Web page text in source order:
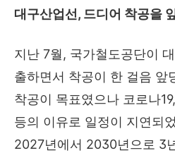
대구산업선, 드디어 착공을
지난 7월, 국가철도공단이
출하면서 착공이 한 걸음 앞
착공이 목표였으나 코로나
등의 이유로 일정이 지연되
2027년에서 2030년으로 3